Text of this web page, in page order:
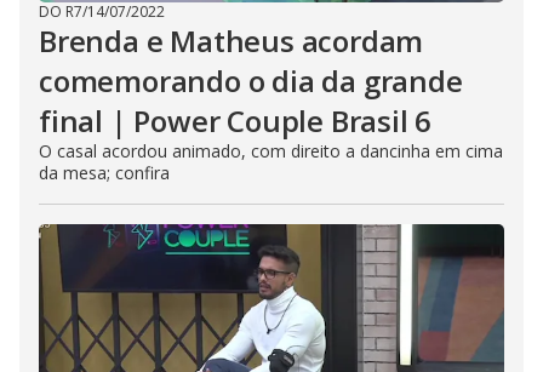
DO R7/14/07/2022
Brenda e Matheus acordam
comemorando o dia da grande
final | Power Couple Brasil 6
O casal acordou animado, com direito a dancinha em cima
da mesa; confira